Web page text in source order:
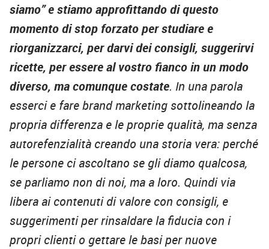
siamo” e stiamo approfittando di questo
momento di stop forzato per studiare e
riorganizzarci, per darvi dei consigli, suggerirvi
ricette, per essere al vostro fianco in un modo
diverso, ma comunque costate. In una parola
esserci e fare brand marketing sottolineando la
propria differenza e le proprie qualità, ma senza
autorefenzialità creando una storia vera: perché
le persone ci ascoltano se gli diamo qualcosa,
se parliamo non di noi, ma a loro. Quindi via
libera ai contenuti di valore con consigli, e
suggerimenti per rinsaldare la fiducia con i
propri clienti o gettare le basi per nuove